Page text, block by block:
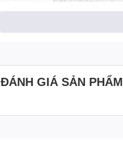
ĐÁNH GIÁ SẢN PHẨM